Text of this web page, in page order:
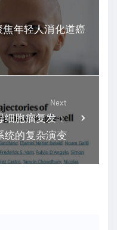
年轻人消化道癌
Next
细胞瘤复发：
统的复杂演变